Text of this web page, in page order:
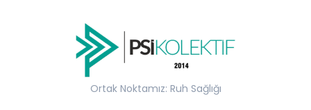
Ortak Noktamız: Ruh Sağlığı